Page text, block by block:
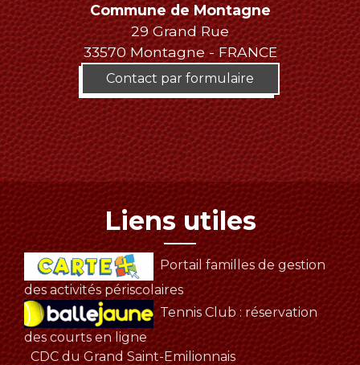
Commune de Montagne
29 Grand Rue
33570 Montagne - FRANCE
Contact par formulaire
Liens utiles
Portail familles de gestion
des activités périscolaires
Tennis Club : réservation
des courts en ligne
CDC du Grand Saint-Emilionnais